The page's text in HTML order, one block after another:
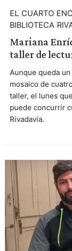
EL CUARTO
BIBLIOTECA
Mariana
taller de
Aunque queda
mosaico de
taller, el lunes
puede concurrir
Rivadavia.